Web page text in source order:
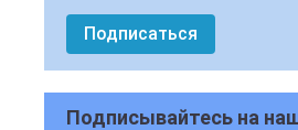
Подписаться
Подписывайтесь на